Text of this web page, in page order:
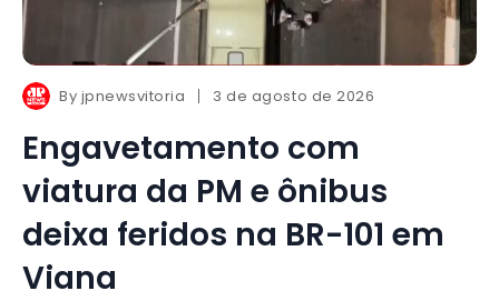
By jpnewsvitoria 3 de agosto de 2026
Engavetamento com
viatura da PM e ônibus
deixa feridos na BR-101 em
Viana